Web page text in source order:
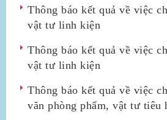
Thông báo kết quả về việc
vật tư linh kiện
Thông báo kết quả về việc
vật tư linh kiện
Thông báo kết quả về việc
văn phòng phẩm, vật tư tiêu